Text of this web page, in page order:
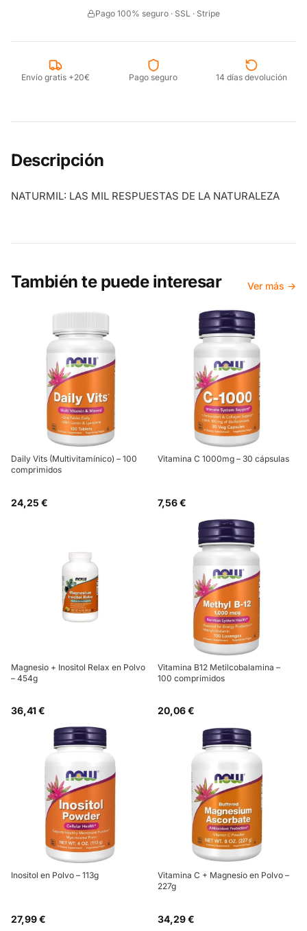
Pago 100% seguro · SSL · Stripe
Envío gratis +20€ Pago seguro 14 días devolución
Descripción
NATURMIL: LAS MIL RESPUESTAS DE LA NATURALEZA
También te puede interesar Ver más →
Daily Vits (Multivitamínico) – 100
comprimidos
24,25 €
Vitamina C 1000mg – 30 cápsulas
7,56 €
Magnesio + Inositol Relax en Polvo
– 454g
36,41 €
Vitamina B12 Metilcobalamina –
100 comprimidos
20,06 €
Inositol en Polvo – 113g
27,99 €
Vitamina C + Magnesio en Polvo –
227g
34,29 €